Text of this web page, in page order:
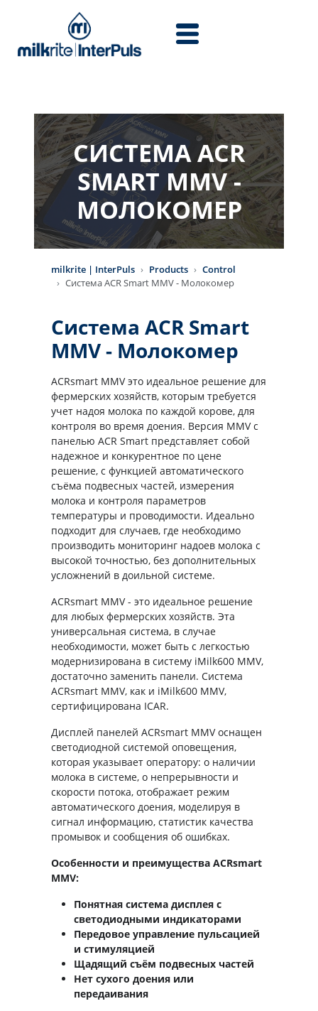
СИСТЕМА ACR
SMART MMV -
МОЛОКОМЕР
milkrite | InterPuls Products
Control
Система ACR Smart MMV - Молокомер
Система ACR Smart
MMV - Молокомер
ACRsmart MMV это идеальное решение для
фермерских хозяйств, которым требуется
учет надоя молока по каждой корове, для
контроля во время доения. Версия MMV с
панелью ACR Smart представляет собой
надежное и конкурентное по цене
решение, с функцией автоматического
съёма подвесных частей, измерения
молока и контроля параметров
температуры и проводимости. Идеально
подходит для случаев, где необходимо
производить мониторинг надоев молока с
высокой точностью, без дополнительных
усложнений в доильной системе.
ACRsmart MMV - это идеальное решение
для любых фермерских хозяйств. Эта
универсальная система, в случае
необходимости, может быть с легкостью
модернизирована в систему iMilk600 MMV,
достаточно заменить панели. Система
ACRsmart MMV, как и iMilk600 MMV,
сертифицирована ICAR.
Дисплей панелей ACRsmart MMV оснащен
светодиодной системой оповещения,
которая указывает оператору: о наличии
молока в системе, о непрерывности и
скорости потока, отображает режим
автоматического доения, моделируя в
сигнал информацию, статистик качества
промывок и сообщения об ошибках.
Особенности и преимущества ACRsmart
MMV:
Понятная система дисплея с
светодиодными индикаторами
Передовое управление пульсацией
и стимуляцией
Щадящий съём подвесных частей
Нет сухого доения или
передаивания